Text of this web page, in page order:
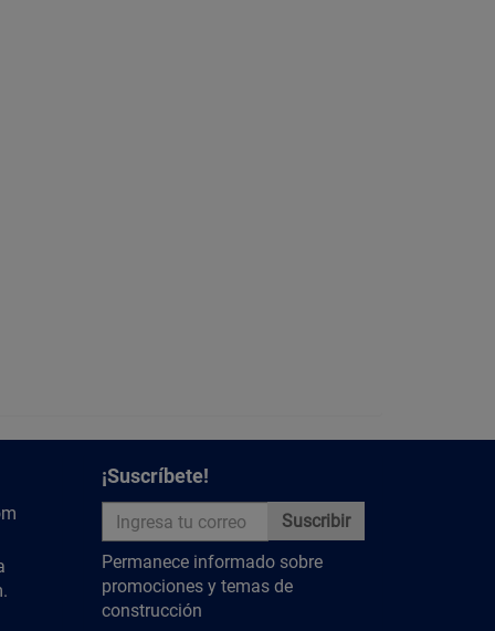
¡Suscríbete!
Suscribir
Permanece informado sobre
promociones y temas de
construcción